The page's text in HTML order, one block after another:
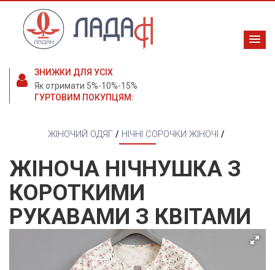
ЗНИЖКИ ДЛЯ УСІХ
Як отримати 5%-10%-15%
ГУРТОВИМ ПОКУПЦЯМ:
ЖІНОЧИЙ ОДЯГ / НІЧНІ СОРОЧКИ ЖІНОЧІ /
ЖІНОЧА НІЧНУШКА З
КОРОТКИМИ
РУКАВАМИ З КВІТАМИ